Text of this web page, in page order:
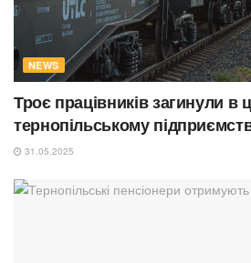
NEWS
Троє працівників загинули в
тернопільському
31.05.2025